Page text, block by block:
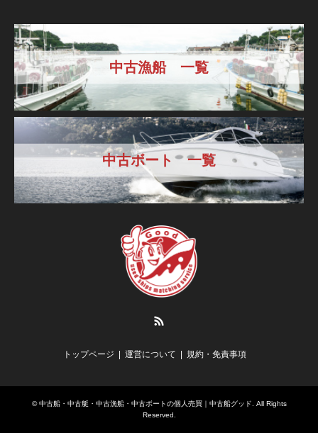
中古漁船 一覧
中古ボート 一覧
トップページ 運営について 規約・免責事項
©中古船・中古艇・中古漁船・中古ボートの個人売買｜中古船グッド . All Rights
Reserved.